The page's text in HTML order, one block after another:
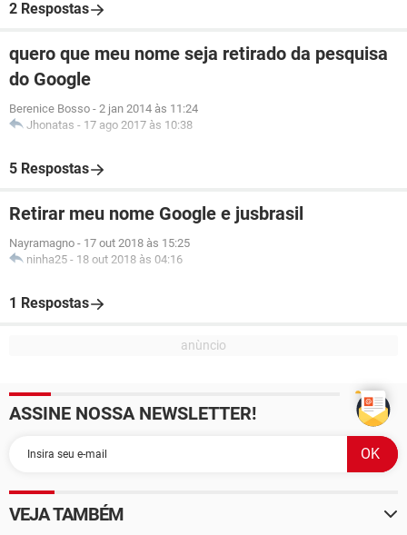
2 Respostas
quero que meu nome seja retirado da pesquisa
do Google
Berenice Bosso - 2 jan 2014 às 11:24
Jhonatas - 17 ago 2017 às 10:38
5 Respostas
Retirar meu nome Google e jusbrasil
Nayramagno - 17 out 2018 às 15:25
ninha25 - 18 out 2018 às 04:16
1 Respostas
ASSINE NOSSA NEWSLETTER!
VEJA TAMBÉM